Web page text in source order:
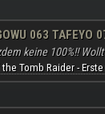
063 TAFEYO
keine 100%!!
Tomb Raider -